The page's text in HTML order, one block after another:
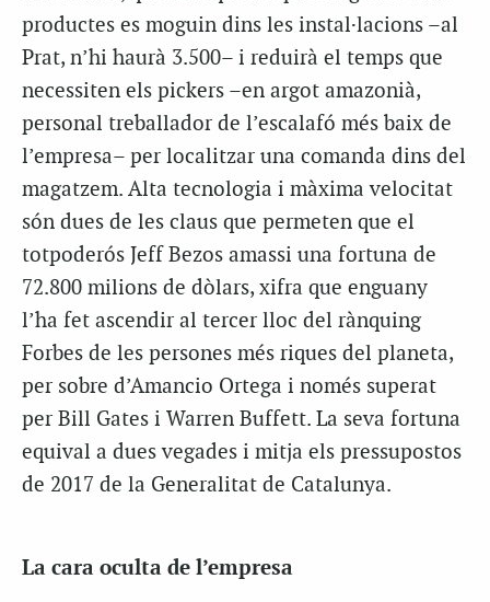
productes es moguin dins les instal·lacions –al
Prat, n’hi haurà 3.500– i reduirà el temps que
necessiten els pickers –en argot amazonià,
personal treballador de l’escalafó més baix de
l’empresa– per localitzar una comanda dins del
magatzem. Alta tecnologia i màxima velocitat
són dues de les claus que permeten que el
totpoderós Jeff Bezos amassi una fortuna de
72.800 milions de dòlars, xifra que enguany
l’ha fet ascendir al tercer lloc del rànquing
Forbes de les persones més riques del planeta,
per sobre d’Amancio Ortega i només superat
per Bill Gates i Warren Buffett. La seva fortuna
equival a dues vegades i mitja els pressupostos
de 2017 de la Generalitat de Catalunya.
La cara oculta de l’empresa